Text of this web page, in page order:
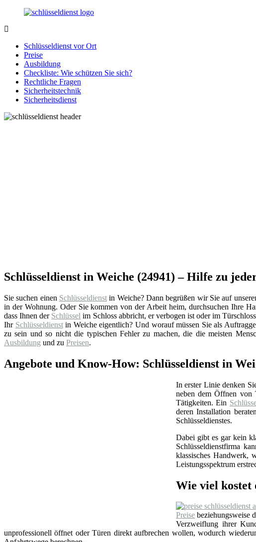
Zurück
Inhalt
Notlage
wird
gelöst!
Schlüsseldienst vor Ort
Preise
Ausbildung
Checkliste: Wie schützen Sie sich?
Rechtliche Fragen
Sicherheitstechnik
Sicherheitsdienst
Schlüsseldienst in Weiche (24941) – Hilfe zu
Sie suchen einen Schlüsseldienst in Weiche? Dann begrüßen wir Sie auf
in der Wohnung. Oder Sie kommen von der Arbeit heim, durchsuchen Ihre
dass Ihnen der Schlüssel im Schloss abbricht, er verbogen ist oder im
Ihr Schlüsseldienstin Weiche eigentlich? Und worauf müssen Sie als
zu sein und so nicht die typischen Fehler zu machen, die die meisten
Ausbildung und zu Preisen.
Angebote und Know-How: Schlüsseldienst in
In erster Linie denken
neben dem Öffnen von
Tätigkeiten. Ein
deren Installation
Schlüsseldienstes.
Dabei gibt es gar kein
Schlüsseldienstfirma
klassisches Handwerk,
Leistungsspektrum
Wie viel kostet
Preise beziehungsweise
Verzweiflung ihrer
unprofessionell öffnet oder Türen direkt aufbrechen wollen, wodurch